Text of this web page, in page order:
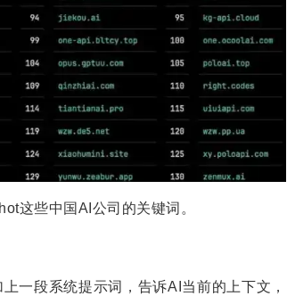
这些中国AI公司的关键词。
一段系统提示词，告诉AI当前的上下文，